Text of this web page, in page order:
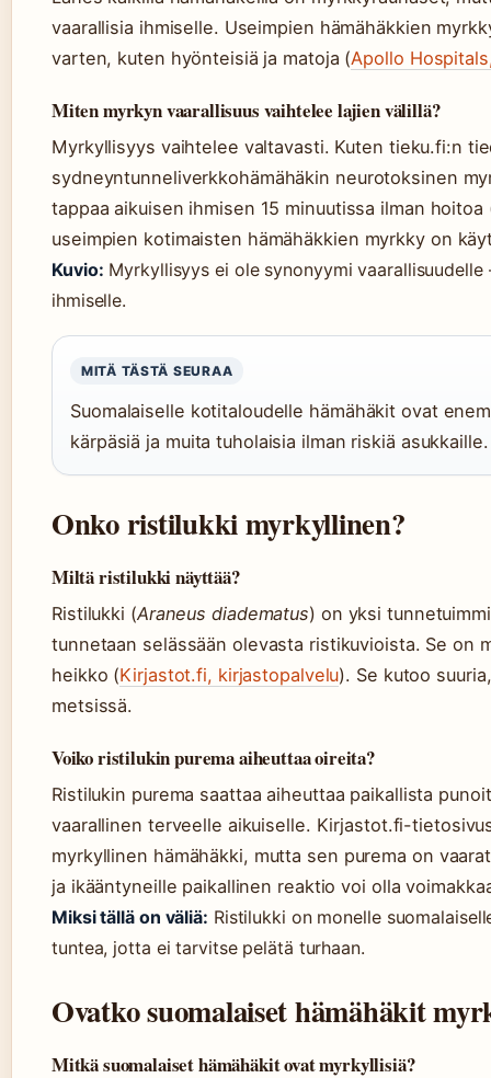
vaarallisia ihmiselle. Useimpien hämähäkkien
varten, kuten hyönteisiä ja matoja (Apollo
Miten myrkyn vaarallisuus vaihtelee lajien välillä?
Myrkyllisyys vaihtelee valtavasti. Kuten tieku.fi:n
sydneyntunneliverkkohämähäkin neurotoksinen
tappaa aikuisen ihmisen 15 minuutissa ilman hoitoa
useimpien kotimaisten hämähäkkien myrkky on
Kuvio: Myrkyllisyys ei ole synonyymi
ihmiselle.
MITÄ TÄSTÄ SEURAA
Suomalaiselle kotitaloudelle hämähäkit ovat
kärpäsiä ja muita tuholaisia ilman riskiä asukkaille.
Onko ristilukki myrkyllinen?
Miltä ristilukki näyttää?
Ristilukki (Araneus diadematus) on yksi
tunnetaan selässään olevasta ristikuvioista. Se on
heikko (Kirjastot.fi, kirjastopalvelu). Se kutoo
metsissä.
Voiko ristilukin purema aiheuttaa oireita?
Ristilukin purema saattaa aiheuttaa paikallista
vaarallinen terveelle aikuiselle. Kirjastot.fi-
myrkyllinen hämähäkki, mutta sen purema on
ja ikääntyneille paikallinen reaktio voi olla
Miksi tällä on väliä: Ristilukki on monelle
tuntea, jotta ei tarvitse pelätä turhaan.
Ovatko suomalaiset hämähäkit
Mitkä suomalaiset hämähäkit ovat myrkyllisiä?